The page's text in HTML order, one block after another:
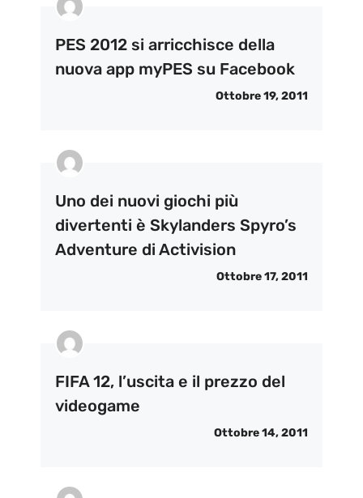
PES 2012 si arricchisce della
nuova app myPES su Facebook
Ottobre 19, 2011
Uno dei nuovi giochi più
divertenti è Skylanders Spyro’s
Adventure di Activision
Ottobre 17, 2011
FIFA 12, l’uscita e il prezzo del
videogame
Ottobre 14, 2011